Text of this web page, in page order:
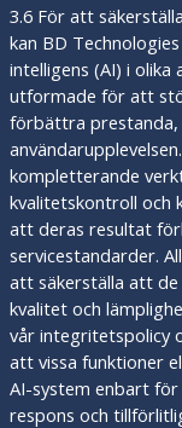
3.6 För att
kan BD
intelligens (AI) i
utformade för att
förbättra prestanda,
kompletterande
kvalitetskontroll och
att deras resultat
servicestandarder.
att säkerställa att
kvalitet och
vår integritetspolicy
att vissa funktioner
AI-system enbart
respons och